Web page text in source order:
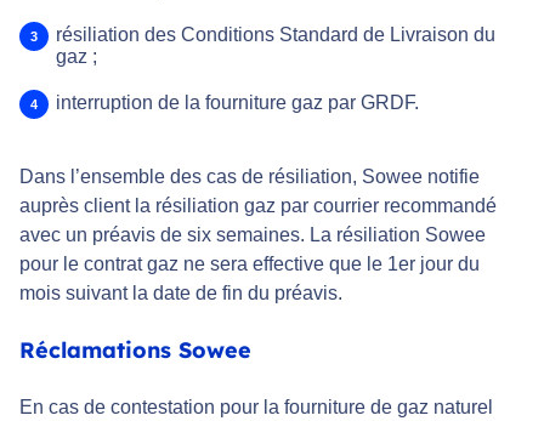
résiliation des Conditions Standard de Livraison du
gaz ;
interruption de la fourniture gaz par GRDF.
Dans l’ensemble des cas de résiliation, Sowee notifie
auprès client la résiliation gaz par courrier recommandé
avec un préavis de six semaines. La résiliation Sowee
pour le contrat gaz ne sera effective que le 1er jour du
mois suivant la date de fin du préavis.
Réclamations Sowee
En cas de contestation pour la fourniture de gaz naturel